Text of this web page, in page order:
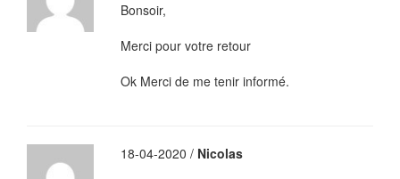
Bonsoir,
Merci pour votre retour
Ok Merci de me tenir informé.
18-04-2020 / Nicolas